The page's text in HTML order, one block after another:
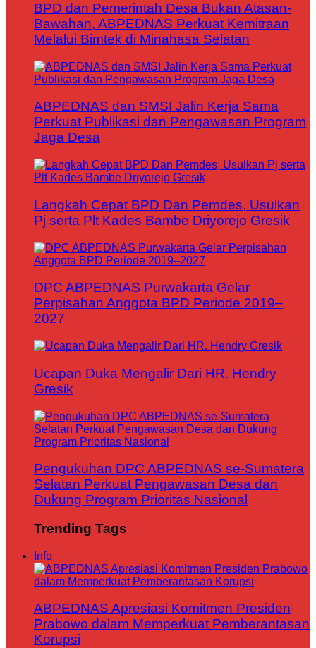
BPD dan Pemerintah Desa Bukan Atasan-
Bawahan, ABPEDNAS Perkuat Kemitraan
Melalui Bimtek di Minahasa Selatan
ABPEDNAS dan SMSI Jalin Kerja Sama
Perkuat Publikasi dan Pengawasan Program
Jaga Desa
Langkah Cepat BPD Dan Pemdes, Usulkan
Pj serta Plt Kades Bambe Driyorejo Gresik
DPC ABPEDNAS Purwakarta Gelar
Perpisahan Anggota BPD Periode 2019–
2027
Ucapan Duka Mengalir Dari HR. Hendry
Gresik
Pengukuhan DPC ABPEDNAS se-Sumatera
Selatan Perkuat Pengawasan Desa dan
Dukung Program Prioritas Nasional
Trending Tags
Info
ABPEDNAS Apresiasi Komitmen Presiden
Prabowo dalam Memperkuat Pemberantasan
Korupsi